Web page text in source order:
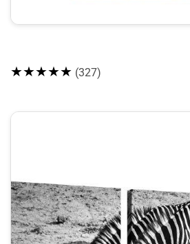
★★★★★ (327)